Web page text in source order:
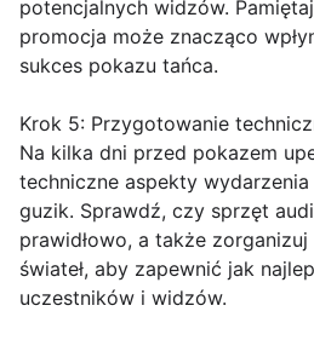
potencjalnych widzów.
promocja może znacząco
sukces pokazu tańca.
Krok 5: Przygotowanie
Na kilka dni przed pokazem
techniczne aspekty
guzik. Sprawdź, czy sprzęt
prawidłowo, a także
świateł, aby zapewnić jak
uczestników i widzów.